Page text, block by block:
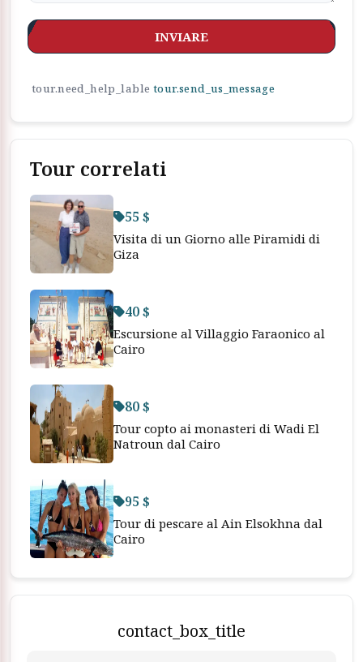
INVIARE
tour.need_help_lable tour.send_us_message
Tour correlati
55 $
Visita di un Giorno alle Piramidi di
Giza
40 $
Escursione al Villaggio Faraonico al
Cairo
80 $
Tour copto ai monasteri di Wadi El
Natroun dal Cairo
95 $
Tour di pescare al Ain Elsokhna dal
Cairo
contact_box_title